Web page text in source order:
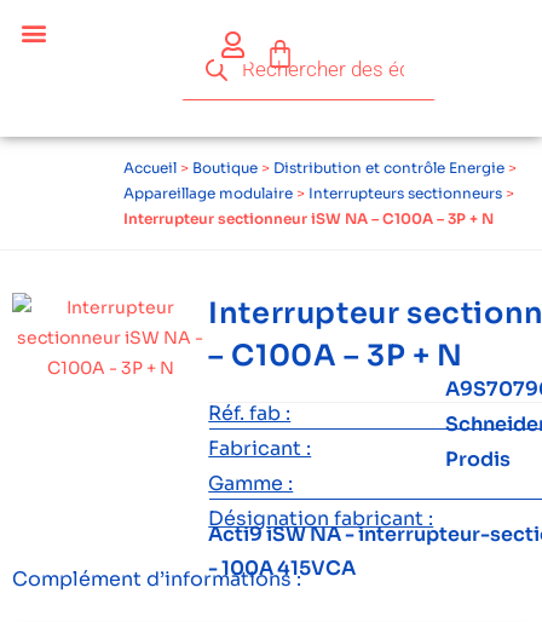
Accueil > Boutique > Distribution et contrôle Energie >
Appareillage modulaire > Interrupteurs sectionneurs >
Interrupteur sectionneur iSW NA – C100A – 3P + N
Interrupteur
– C100A – 3P + N
Réf. fab :
Fabricant :
Gamme :
Prodis
Désignation fabricant :
Acti9 iSW NA - interrupteur-
- 100A 415VCA
Complément d’informations :